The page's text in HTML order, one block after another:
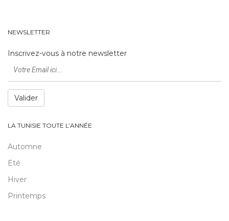
NEWSLETTER
Inscrivez-vous à notre newsletter
Valider
LA TUNISIE TOUTE L’ANNÉE
Automne
Eté
Hiver
Printemps